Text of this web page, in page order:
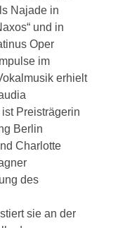
Najade in
und in
Oper
im
erhielt
Preisträgerin
Berlin
Charlotte
des
sie an der